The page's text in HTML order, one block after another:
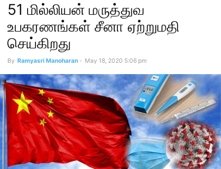
51 மில்லியன் மருத்துவ
உபகரணங்கள் சீனா ஏற்றுமதி
செய்கிறது
By Ramyasri Manoharan - May 18, 2020 5:06 pm